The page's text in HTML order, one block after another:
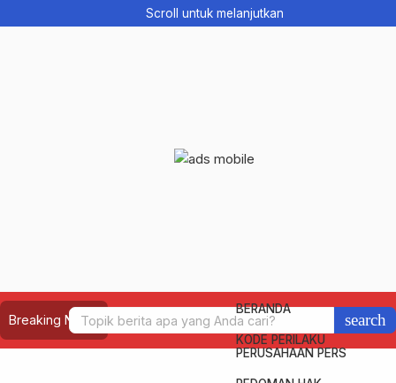
Scroll untuk melanjutkan
Breaking News search
BERANDA
KODE PERILAKU
PERUSAHAAN PERS